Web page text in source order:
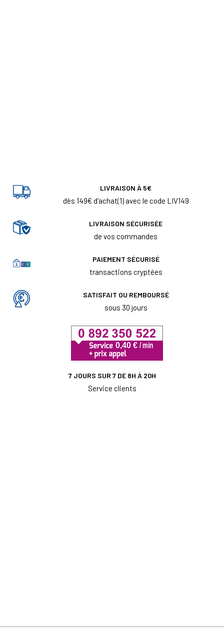
LIVRAISON À 5€
dès 149€ d'achat(1) avec le code LIV149
LIVRAISON SÉCURISÉE
de vos commandes
PAIEMENT SÉCURISÉ
transactions cryptées
SATISFAIT OU REMBOURSÉ
sous 30 jours
7 JOURS SUR 7 DE 8H À 20H
Service clients